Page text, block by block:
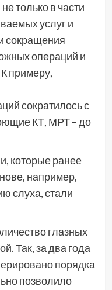
только в части
услуг и
сокращения
операций и
примеру,
сократилось с
КТ, МРТ – до
которые ранее
например,
слуха, стали
глазных
Так, за два года
порядка
позволило